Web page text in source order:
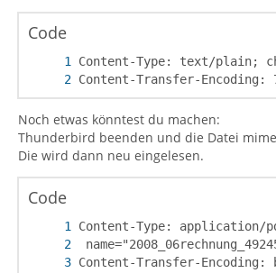
Code
Content-Transfer-Encoding:
Noch etwas könntest du machen:
Thunderbird beenden und die Datei
Die wird dann neu eingelesen.
Code